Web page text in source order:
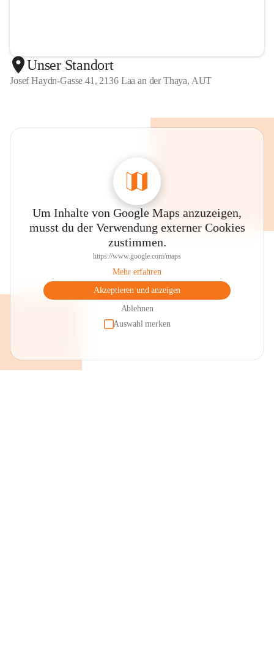
Unser Standort
Josef Haydn-Gasse 41, 2136 Laa an der Thaya, AUT
Um Inhalte von Google Maps anzuzeigen,
musst du der Verwendung externer Cookies
zustimmen.
https://www.google.com/maps
Mehr erfahren
Akzeptieren und anzeigen
Ablehnen
Auswahl merken